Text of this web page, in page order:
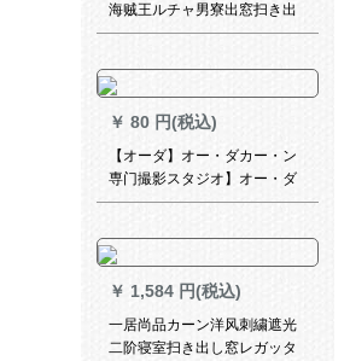
海贼王ルチャ男寮出窓扫き出
明窓二次元オーダン遮光布漸
2.7メトルホーム
￥ 80 円(税込)
【オーダ】オー・ダカー・ン
専门撮影スタジオ】オー・ダ
カン専门撮影10元
￥ 1,584 円(税込)
一居尚品カーン洋风刺繍遮光
二阶寝室扫き出し窓レガッタ